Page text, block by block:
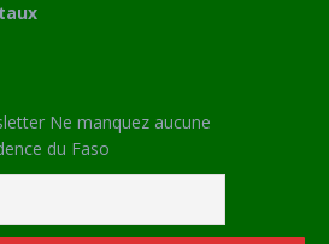
Ne manquez aucune
du Faso